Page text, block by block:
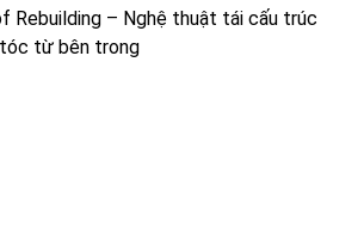
Rebuilding – Nghệ thuật tái cấu trúc
tóc từ bên trong